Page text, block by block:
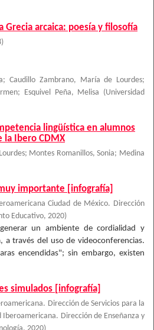
Grecia arcaica: poesía y filosofía
)
; Caudillo Zambrano, María de Lourdes;
; Esquivel Peña, Melisa (Universidad
lingüística en alumnos
la Ibero CDMX
; Montes Romanillos, Sonia; Medina
importante [infografía]
Ciudad de México. Dirección
Educativo, 2020)
un ambiente de cordialidad y
a través del uso de videoconferencias.
encendidas"; sin embargo, existen
simulados [infografía]
Dirección de Servicios para la
Dirección de Enseñanza y